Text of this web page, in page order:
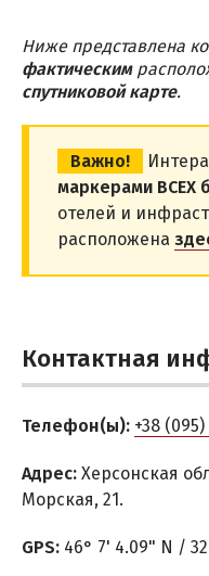
НОЧНЫЕ КЛУБЫ
РАЗВЛЕЧЕНИЯ
Дельфинарий
Рыбалка
ЭКСКУРСИИ
Алешковские пески
Гейзер «Горячий
Тендровская коса
Ниже представлена
фактическим
спутниковой карте.
Важно!
маркерами ВСЕХ
отелей и
расположена
Контактная
Телефон(ы): +38
Адрес: Херсонская
Морская, 21.
GPS: 46° 7' 4.09" N /